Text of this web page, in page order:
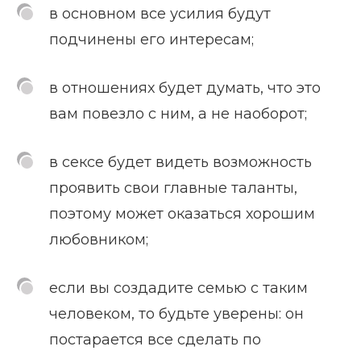
в основном все усилия будут
подчинены его интересам;
в отношениях будет думать, что это
вам повезло с ним, а не наоборот;
в сексе будет видеть возможность
проявить свои главные таланты,
поэтому может оказаться хорошим
любовником;
если вы создадите семью с таким
человеком, то будьте уверены: он
постарается все сделать по